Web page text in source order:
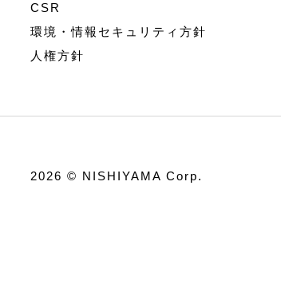
CSR
環境・情報セキュリティ方針
人権方針
2026 © NISHIYAMA Corp.